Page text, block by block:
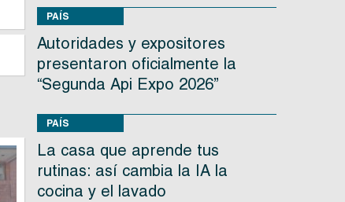
PAÍS
Autoridades y expositores
presentaron oficialmente la
“Segunda Api Expo 2026”
PAÍS
La casa que aprende tus
rutinas: así cambia la IA la
cocina y el lavado